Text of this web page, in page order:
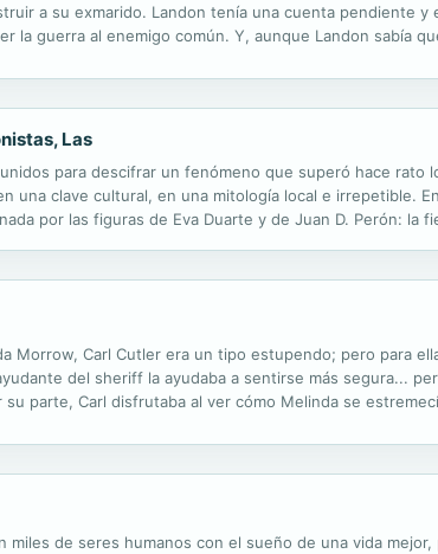
a su exmarido. Landon tenía una cuenta pendiente
la guerra al enemigo común. Y, aunque Landon sabía
Las
para descifrar un fenómeno que superó hace
una clave cultural, en una mitología local e irrepetible.
por las figuras de Eva Duarte y de Juan D. Perón:
Morrow, Carl Cutler era un tipo estupendo; pero para
del sheriff la ayudaba a sentirse más segura...
su parte, Carl disfrutaba al ver cómo Melinda se
miles de seres humanos con el sueño de una vida